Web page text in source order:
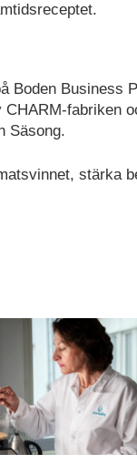
Boden Business
fabriken
Säsong.
stärka